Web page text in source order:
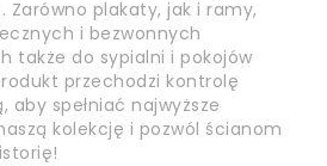
Zarówno plakaty, jak i ramy,
i bezwonnych
także do sypialni i pokojów
przechodzi kontrolę
aby spełniać najwyższe
kolekcję i pozwól ścianom